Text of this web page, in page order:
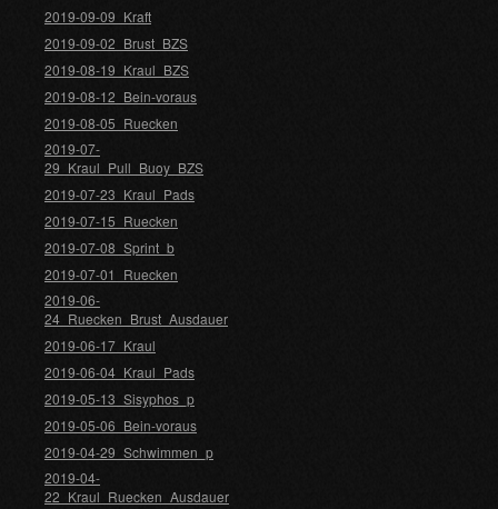
2019-09-09_Kraft
2019-09-02_Brust_BZS
2019-08-19_Kraul_BZS
2019-08-12_Bein-voraus
2019-08-05_Ruecken
2019-07-
29_Kraul_Pull_Buoy_BZS
2019-07-23_Kraul_Pads
2019-07-15_Ruecken
2019-07-08_Sprint_b
2019-07-01_Ruecken
2019-06-
24_Ruecken_Brust_Ausdauer
2019-06-17_Kraul
2019-06-04_Kraul_Pads
2019-05-13_Sisyphos_p
2019-05-06_Bein-voraus
2019-04-29_Schwimmen_p
2019-04-
22_Kraul_Ruecken_Ausdauer